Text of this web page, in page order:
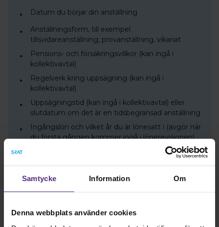
Samtycke Information Om
Denna webbplats använder cookies
Datum du börjar din anställning
Anställningsform, till exempel
tillsvidareanställning, provanställning, vikariat
Pensions- och försäkringsvillkor (kan ingå i
kollektivavtal)
Regelverk kring uppsägning (kan ingå i
kollektivavtal)
Uppsägningstid (kan ingå i kollektivavtal) eller
slutdatum om det är en tidsbegränsad anställning
Ingångslön och vilket år du är lönesatt i (avgör när
du första gången kommer ingå i lönerevisionen)
Uppgift om hur ofta lönen ska betalas ut (kan
ingå i kollektivavtal)
Vad som gäller vid övertids- och mertidsarbete
Arbetsdagens och arbetsveckans längd (kan ingå